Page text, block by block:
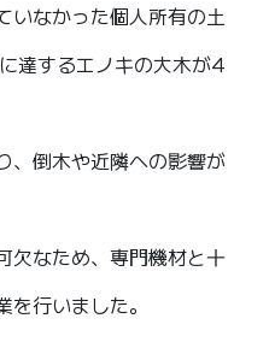
いなかった個人所有の土
達するエノキの大木が4
、倒木や近隣への影響が
欠なため、専門機材と十
行いました。